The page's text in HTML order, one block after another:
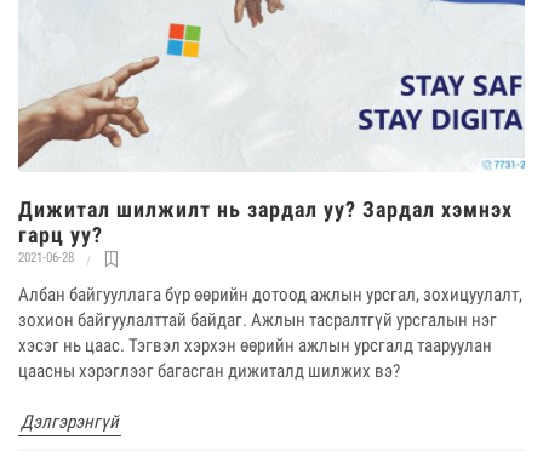
Дижитал шилжилт нь зардал уу? Зардал хэмнэх
гарц уу?
2021-06-28
Албан байгууллага бүр өөрийн дотоод ажлын урсгал, зохицуулалт,
зохион байгуулалттай байдаг. Ажлын тасралтгүй урсгалын нэг
хэсэг нь цаас. Тэгвэл хэрхэн өөрийн ажлын урсгалд тааруулан
цаасны хэрэглээг багасган дижиталд шилжих вэ?
Дэлгэрэнгүй